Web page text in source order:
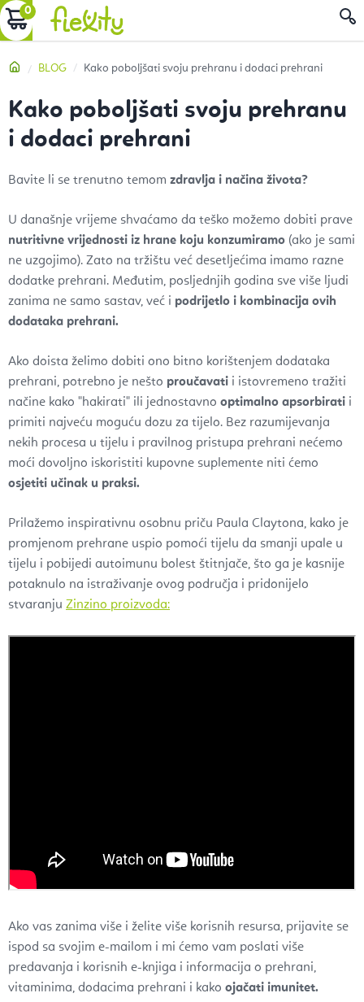
Preskoči
na
KOŠARICA
Početna
BLOG Kako poboljšati svoju prehranu i dodaci prehrani
Kako poboljšati svoju prehranu
i dodaci prehrani
Bavite li se trenutno temom zdravlja i načina života?
U današnje vrijeme shvaćamo da teško možemo dobiti prave
nutritivne vrijednosti iz hrane koju konzumiramo (ako je sami
ne uzgojimo). Zato na tržištu već desetljećima imamo razne
dodatke prehrani. Međutim, posljednjih godina sve više ljudi
zanima ne samo sastav, već i podrijetlo i kombinacija ovih
dodataka prehrani.
Ako doista želimo dobiti ono bitno korištenjem dodataka
prehrani, potrebno je nešto proučavati i istovremeno tražiti
načine kako "hakirati" ili jednostavno optimalno apsorbirati i
primiti najveću moguću dozu za tijelo. Bez razumijevanja
nekih procesa u tijelu i pravilnog pristupa prehrani nećemo
moći dovoljno iskoristiti kupovne suplemente niti ćemo
osjetiti učinak u praksi.
Prilažemo inspirativnu osobnu priču Paula Claytona, kako je
promjenom prehrane uspio pomoći tijelu da smanji upale u
tijelu i pobijedi autoimunu bolest štitnjače, što ga je kasnije
potaknulo na istraživanje ovog područja i pridonijelo
stvaranju Zinzino proizvoda:
Ako vas zanima više i želite više korisnih resursa, prijavite se
ispod sa svojim e-mailom i mi ćemo vam poslati više
predavanja i korisnih e-knjiga i informacija o prehrani,
vitaminima, dodacima prehrani i kako ojačati imunitet.